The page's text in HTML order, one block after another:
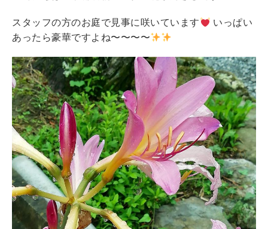
スタッフの方のお庭で見事に咲いています
いっぱい
あったら豪華ですよね〜〜〜〜